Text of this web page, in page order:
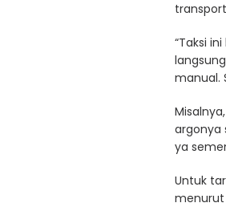
“Taksi
manual.
argonya
ya
Untuk
menurut